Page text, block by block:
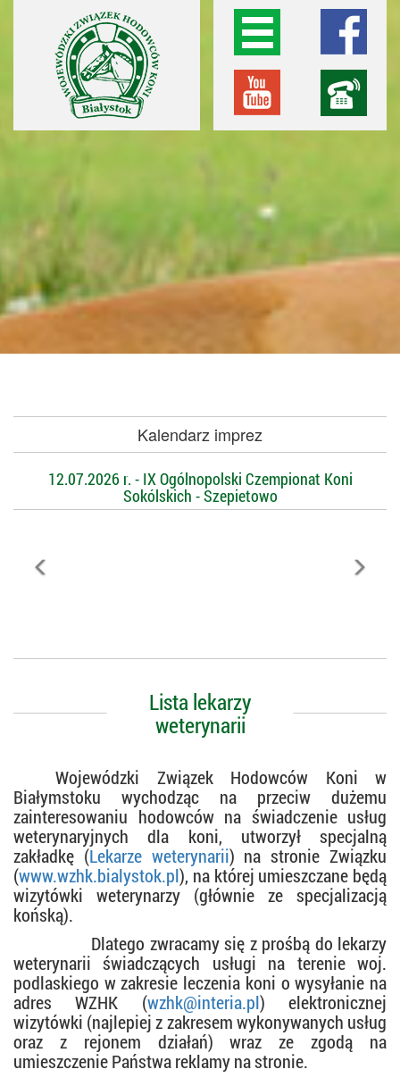
Kalendarz imprez
12.07.2026 r. - IX Ogólnopolski Czempionat Koni
Sokólskich - Szepietowo
Lista lekarzy
weterynarii
Wojewódzki Związek Hodowców Koni w
Białymstoku wychodząc na przeciw dużemu
zainteresowaniu hodowców na świadczenie usług
weterynaryjnych dla koni, utworzył specjalną
zakładkę (Lekarze weterynarii) na stronie Związku
(www.wzhk.bialystok.pl), na której umieszczane będą
wizytówki weterynarzy (głównie ze specjalizacją
końską).
Dlatego zwracamy się z prośbą do lekarzy
weterynarii świadczących usługi na terenie woj.
podlaskiego w zakresie leczenia koni o wysyłanie na
adres WZHK (wzhk@interia.pl) elektronicznej
wizytówki (najlepiej z zakresem wykonywanych usług
oraz z rejonem działań) wraz ze zgodą na
umieszczenie Państwa reklamy na stronie.